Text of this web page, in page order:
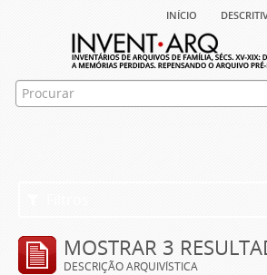
início
MOSTRAR 3
DESCRIÇÃO ARQUIVÍSTICA